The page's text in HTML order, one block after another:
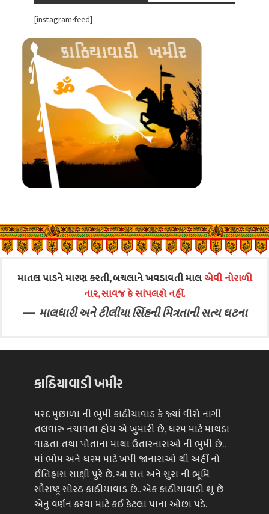
[instagram-feed]
માતલ પાડને મારણ કરતી, બચલાને ખવડાવતી માલએવી નોરાળી
નાર, સાવજ કે સાંપલશે નહીં.
— માલધારી અને ટીલીયા સિંહની મિત્રતાની સત્ય ઘટના
કાઠિયાવાડી ખમીર
મરદ મુછાળા ની ભુમી કાઠીયાવાડ કે જ્યાં વીરો નાગી
તલવારુ નચાવતા હોય એ ખુમારી છે, ધરમ માટે માથડા
વાઢતા તથા પોતાના માથા ઉતારનારાઓ ની ભુમી છે..
માં ભોમ અને ધરમ માટે ખપી જાનારાઓ થી અહીં નો
ઈતિહાસ સાક્ષી પુરે છે. આ સંત અને સુરા ની ભૂમિ
સૌરાષ્ટ્ર સોરઠ કાઠીયાવાડ છે.. એક કાઠીયાવાડી શું છે
એનું વર્ણન કરવા માટે કંઈ કેટલા પાના ઓછા પડે.